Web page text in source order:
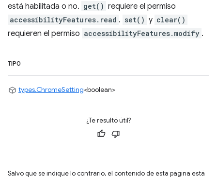
está habilitada o no. get() requiere el permiso
accessibilityFeatures.read . set() y clear()
requieren el permiso accessibilityFeatures.modify .
TIPO
types.ChromeSetting<boolean>
¿Te resultó útil?
Salvo que se indique lo contrario, el contenido de esta página está